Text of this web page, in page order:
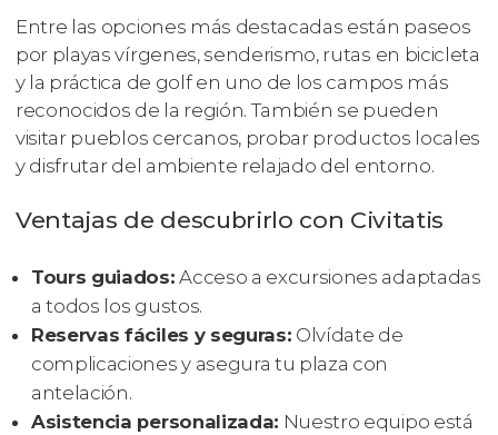
Entre las opciones más destacadas están paseos
por playas vírgenes, senderismo, rutas en bicicleta
y la práctica de golf en uno de los campos más
reconocidos de la región. También se pueden
visitar pueblos cercanos, probar productos locales
y disfrutar del ambiente relajado del entorno.
Ventajas de descubrirlo con Civitatis
Tours guiados: Acceso a excursiones adaptadas
a todos los gustos.
Reservas fáciles y seguras: Olvídate de
complicaciones y asegura tu plaza con
antelación.
Asistencia personalizada: Nuestro equipo está